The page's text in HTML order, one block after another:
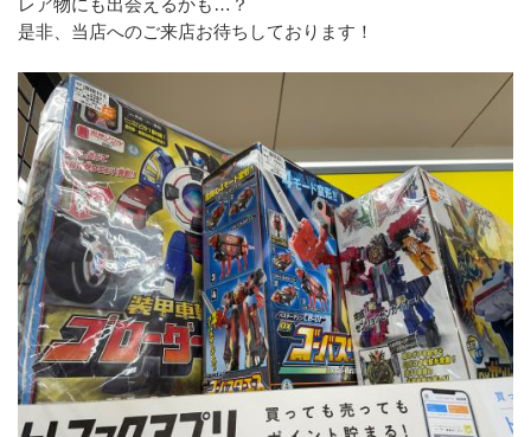
是非、当店へのご来店お待ちしております！